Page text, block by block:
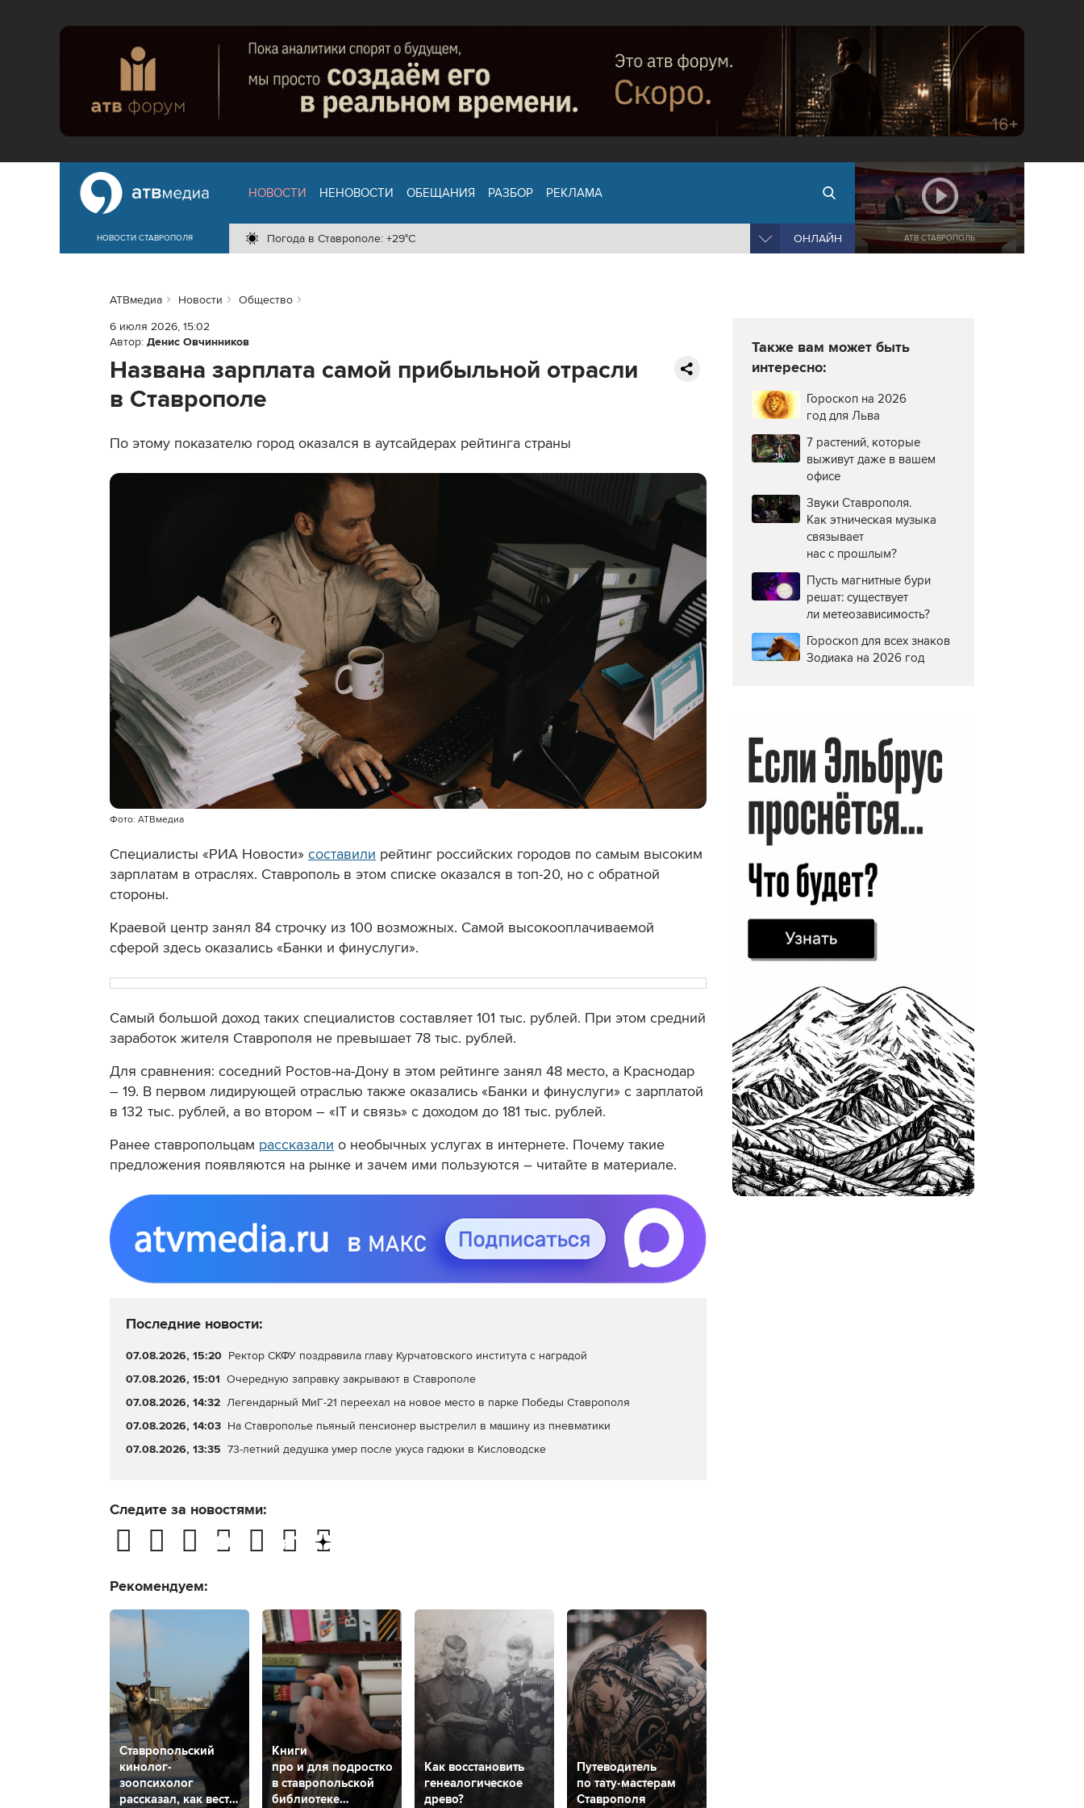
НОВОСТИ СТАВРОПОЛЯ
НОВОСТИ НЕНОВОСТИ ОБЕЩАНИЯ РАЗБОР РЕКЛАМА
Погода в Ставрополе: +29°C ОНЛАЙН АТВ СТАВРОПОЛЬ
АТВмедиа Новости
Общество
6 июля 2026, 15:02
Автор: Денис Овчинников
Названа зарплата самой прибыльной отрасли
в Ставрополе
По этому показателю город оказался в аутсайдерах рейтинга страны
Фото: АТВмедиа
Специалисты «РИА Новости» составили рейтинг российских городов по самым высоким
зарплатам в отраслях. Ставрополь в этом списке оказался в топ-20, но с обратной
стороны.
Краевой центр занял 84 строчку из 100 возможных. Самой высокооплачиваемой
сферой здесь оказались «Банки и финуслуги».
Самый большой доход таких специалистов составляет 101 тыс. рублей. При этом средний
заработок жителя Ставрополя не превышает 78 тыс. рублей.
Для сравнения: соседний Ростов-на-Дону в этом рейтинге занял 48 место, а Краснодар
– 19. В первом лидирующей отраслью также оказались «Банки и финуслуги» с зарплатой
в 132 тыс. рублей, а во втором – «IT и связь» с доходом до 181 тыс. рублей.
Ранее ставропольцам рассказали о необычных услугах в интернете. Почему такие
предложения появляются на рынке и зачем ими пользуются – читайте в материале.
Последние новости:
07.08.2026, 15:20 Ректор СКФУ поздравила главу Курчатовского института с наградой
07.08.2026, 15:01 Очередную заправку закрывают в Ставрополе
07.08.2026, 14:32 Легендарный МиГ-21 переехал на новое место в парке Победы Ставрополя
07.08.2026, 14:03 На Ставрополье пьяный пенсионер выстрелил в машину из пневматики
07.08.2026, 13:35 73-летний дедушка умер после укуса гадюки в Кисловодске
Следите за новостями:
Рекомендуем:
Ставропольский
кинолог-
зоопсихолог
рассказал, как вести
Книги
про и для подростков:
в ставропольской
библиотеке
Как восстановить
генеалогическое
древо?
Путеводитель
по тату-мастерам
Ставрополя
Также вам может быть
интересно:
Гороскоп на 2026
год для Льва
7 растений, которые
выживут даже в вашем
офисе
Звуки Ставрополя.
Как этническая музыка
связывает
нас с прошлым?
Пусть магнитные бури
решат: существует
ли метеозависимость?
Гороскоп для всех знаков
Зодиака на 2026 год